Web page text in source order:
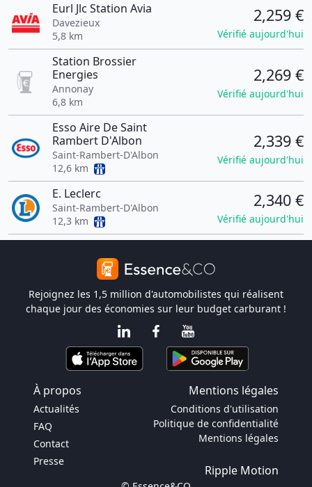
Eurl Jlc Station Avia
Davezieux
5,8 km
2,259 €
Vérifié aujourd'hui
Station Brossier
Energies
Annonay
6,8 km
2,269 €
Vérifié aujourd'hui
Esso Aire De Saint
Rambert D'Albon
Saint-Rambert-D'Albon
12,6 km
2,339 €
Vérifié aujourd'hui
E. Leclerc
Saint-Rambert-D'Albon
12,3 km
2,340 €
Vérifié aujourd'hui
Rejoignez les 1,5 million d'automobilistes qui réalisent
chaque jour des économies sur leur budget carburant !
À propos Mentions légales
Actualités
FAQ
Contact
Presse
Conditions d'utilisation
Politique de confidentialité
Mentions légales
Ripple Motion